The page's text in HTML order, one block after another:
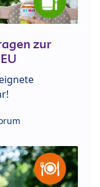
zur